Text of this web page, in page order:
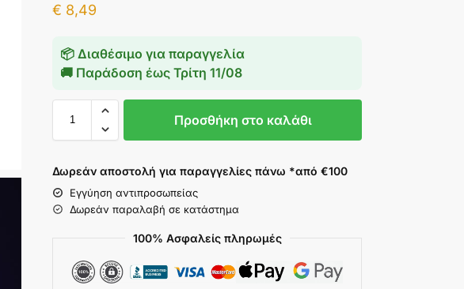
€ 8,49
📦 Διαθέσιμο για παραγγελία
🚚 Παράδοση έωςΤρίτη 11/08
Προσθήκη στο καλάθι
Δωρεάν αποστολή για παραγγελίες πάνω *από €100
Εγγύηση αντιπροσωπείας
Δωρεάν παραλαβή σε κατάστημα
100% Ασφαλείς πληρωμές